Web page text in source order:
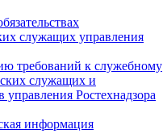
служащих управления
требований к служебному
служащих и
Ростехнадзора
информация